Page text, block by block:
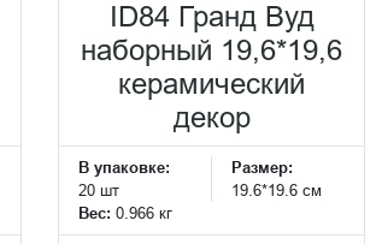
ID84 Гранд Вуд
наборный 19,6*19,6
керамический
декор
В упаковке:
20 шт
Размер:
19.6*19.6 см
Вес: 0.966 кг